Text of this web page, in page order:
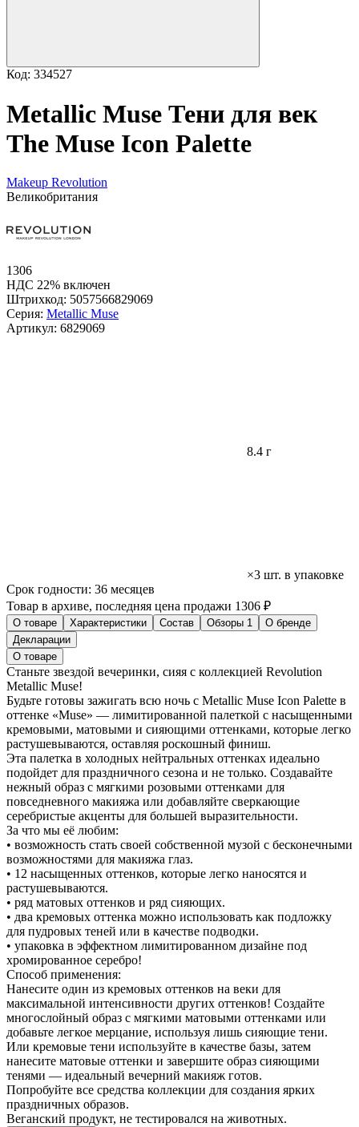
Код: 334527
Metallic Muse Тени для век
The Muse Icon Palette
Makeup Revolution
Великобритания
1306
НДС 22% включен
Штрихкод: 5057566829069
Серия: Metallic Muse
Артикул: 6829069
8.4 г
×3 шт. в упаковке
Срок годности: 36 месяцев
Товар в архиве, последняя цена продажи 1306 ₽
О товаре Характеристики Состав Обзоры 1
О бренде
Декларации
О товаре
Станьте звездой вечеринки, сияя с коллекцией Revolution
Metallic Muse!
Будьте готовы зажигать всю ночь с Metallic Muse Icon Palette в
оттенке «Muse» — лимитированной палеткой с насыщенными
кремовыми, матовыми и сияющими оттенками, которые легко
растушевываются, оставляя роскошный финиш.
Эта палетка в холодных нейтральных оттенках идеально
подойдет для праздничного сезона и не только. Создавайте
нежный образ с мягкими розовыми оттенками для
повседневного макияжа или добавляйте сверкающие
серебристые акценты для большей выразительности.
За что мы её любим:
• возможность стать своей собственной музой с бесконечными
возможностями для макияжа глаз.
• 12 насыщенных оттенков, которые легко наносятся и
растушевываются.
• ряд матовых оттенков и ряд сияющих.
• два кремовых оттенка можно использовать как подложку
для пудровых теней или в качестве подводки.
• упаковка в эффектном лимитированном дизайне под
хромированное серебро!
Способ применения:
Нанесите один из кремовых оттенков на веки для
максимальной интенсивности других оттенков! Создайте
многослойный образ с мягкими матовыми оттенками или
добавьте легкое мерцание, используя лишь сияющие тени.
Или кремовые тени используйте в качестве базы, затем
нанесите матовые оттенки и завершите образ сияющими
тенями — идеальный вечерний макияж готов.
Попробуйте все средства коллекции для создания ярких
праздничных образов.
Веганский продукт, не тестировался на животных.